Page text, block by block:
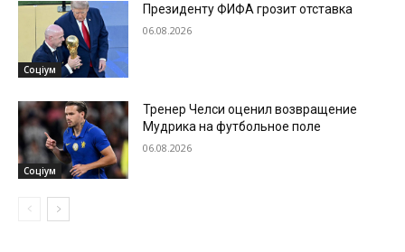
Соціум
Президенту ФИФА грозит отставка
06.08.2026
Соціум
Тренер Челси оценил возвращение
Мудрика на футбольное поле
06.08.2026